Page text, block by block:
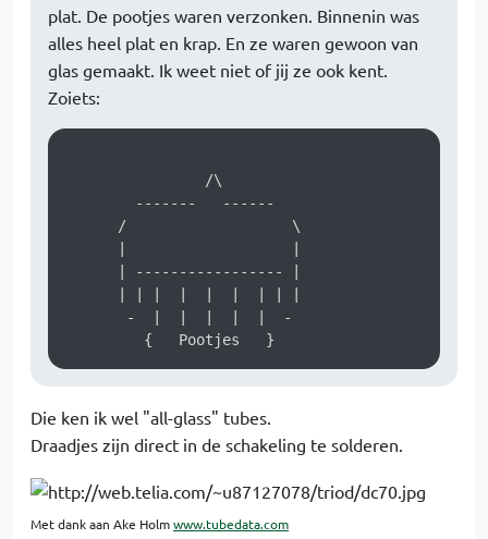
plat. De pootjes waren verzonken. Binnenin was
alles heel plat en krap. En ze waren gewoon van
glas gemaakt. Ik weet niet of jij ze ook kent.
Zoiets:
                /\
        -------   ------
      /                   \
      | ----------------- |
       -  |  |  |  |  |  -
Die ken ik wel "all-glass" tubes.
Draadjes zijn direct in de schakeling te solderen.
Met dank aan Ake Holmwww.tubedata.com